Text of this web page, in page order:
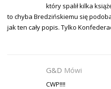
który spalił kilka
to chyba Bredzińskiemu się
jak ten cały popis. Tylko
G&D Mówi
CWP!!!!